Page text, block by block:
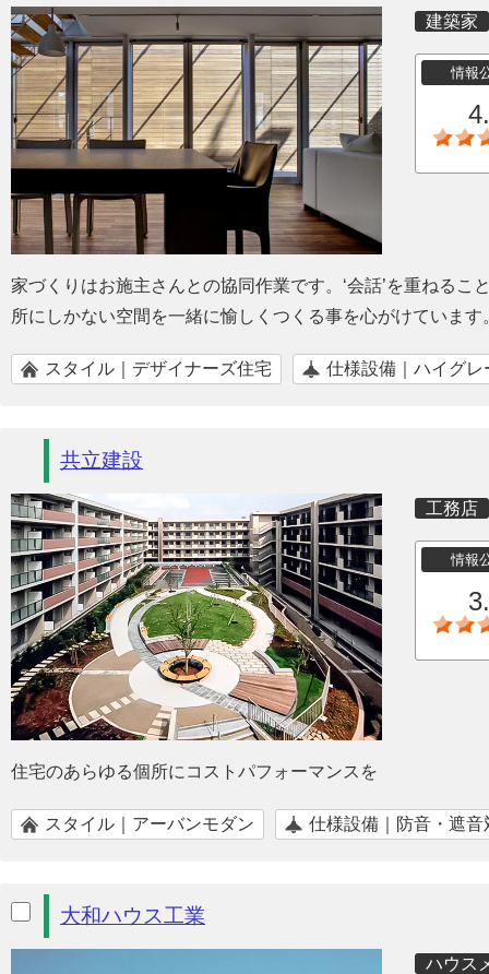
建築家
情報
家づくりはお施主さんとの協同作業です。‘会話’を重ねる
所にしかない空間を一緒に愉しくつくる事を心がけています
スタイル｜デザイナーズ住宅 仕様設備｜ハイグレ
共立建設
工務店
情報
住宅のあらゆる個所にコストパフォーマンスを
スタイル｜アーバンモダン 仕様設備｜防音・遮音
大和ハウス工業
ハウス